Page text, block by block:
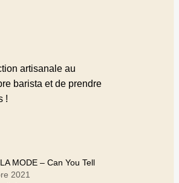
artisanale au
barista et de prendre
!
MODE – Can You Tell
2021